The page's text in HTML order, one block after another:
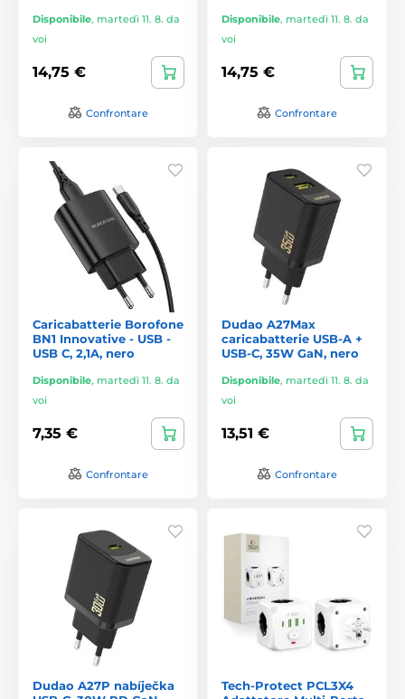
Disponibile, martedì 11. 8. da
voi
14,75 €
Confrontare
Disponibile, martedì 11. 8. da
voi
14,75 €
Confrontare
Caricabatterie Borofone
BN1 Innovative - USB -
USB C, 2,1A, nero
Disponibile, martedì 11. 8. da
voi
7,35 €
Confrontare
Dudao A27Max
caricabatterie USB-A +
USB-C, 35W GaN, nero
Disponibile, martedì 11. 8. da
voi
13,51 €
Confrontare
Dudao A27P nabíječka
Tech-Protect PCL3X4